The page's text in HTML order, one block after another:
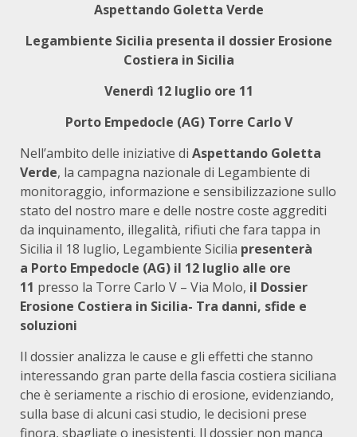
Aspettando Goletta Verde
Legambiente Sicilia presenta il dossier Erosione
Costiera in Sicilia
Venerdì 12 luglio ore 11
Porto Empedocle (AG) Torre Carlo V
Nell’ambito delle iniziative di Aspettando Goletta
Verde, la campagna nazionale di Legambiente di
monitoraggio, informazione e sensibilizzazione sullo
stato del nostro mare e delle nostre coste aggrediti
da inquinamento, illegalità, rifiuti che fara tappa in
Sicilia il 18 luglio, Legambiente Sicilia presenterà
a Porto Empedocle (AG) il 12 luglio alle ore
11 presso la Torre Carlo V – Via Molo, il Dossier
Erosione Costiera in Sicilia- Tra danni, sfide e
soluzioni
Il dossier analizza le cause e gli effetti che stanno
interessando gran parte della fascia costiera siciliana
che è seriamente a rischio di erosione, evidenziando,
sulla base di alcuni casi studio, le decisioni prese
finora, sbagliate o inesistenti. Il dossier non manca